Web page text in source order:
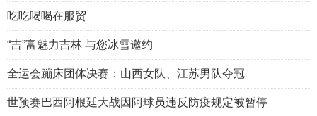
吃吃喝喝在服贸
“吉”富魅力吉林 与您冰雪邀约
全运会蹦床团体决赛：山西女队、江苏男队夺冠
世预赛巴西阿根廷大战因阿球员违反防疫规定被暂停